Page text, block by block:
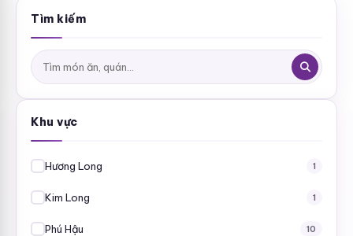
Tìm kiếm
Tìm
Khu vực
Hương Long 1
Kim Long 1
Phú Hậu 10